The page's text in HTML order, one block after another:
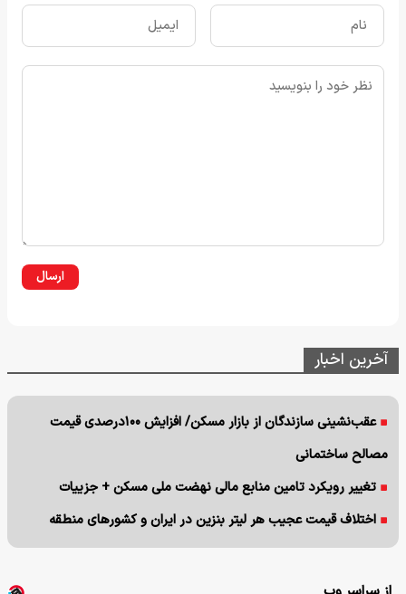
ارسال
آخرین اخبار
عقب‌نشینی سازندگان از بازار مسکن/ افزایش ۱۰۰درصدی قیمت
مصالح ساختمانی
تغییر رویکرد تامین منابع مالی نهضت ملی مسکن + جزییات
اختلاف قیمت عجیب هر لیتر بنزین در ایران و کشورهای منطقه